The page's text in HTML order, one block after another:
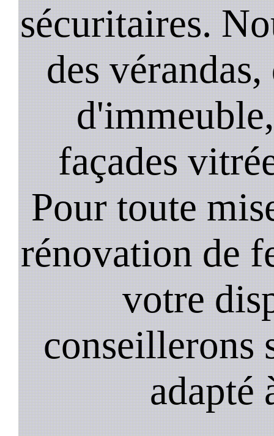
sécuritaires.
des
façades
Pour toute
rénovation de
votre
conseillerons
adapté